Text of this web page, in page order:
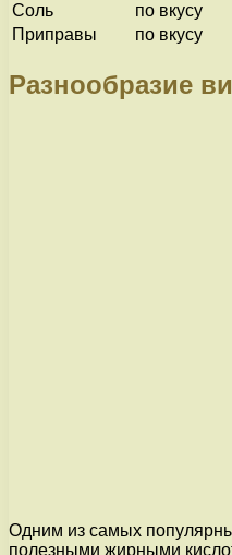
Соль
по вкусу
Приправы
по вкусу
Разнообразие
Одним из самых
полезными жирными